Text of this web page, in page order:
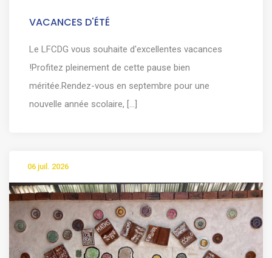
VACANCES D'ÉTÉ
Le LFCDG vous souhaite d'excellentes vacances
!Profitez pleinement de cette pause bien
méritée.Rendez-vous en septembre pour une
nouvelle année scolaire, [...]
06 juil. 2026